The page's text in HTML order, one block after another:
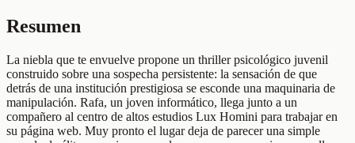
Resumen
La niebla que te envuelve propone un thriller psicológico juvenil
construido sobre una sospecha persistente: la sensación de que
detrás de una institución prestigiosa se esconde una maquinaria de
manipulación. Rafa, un joven informático, llega junto a un
compañero al centro de altos estudios Lux Homini para trabajar en
su página web. Muy pronto el lugar deja de parecer una simple